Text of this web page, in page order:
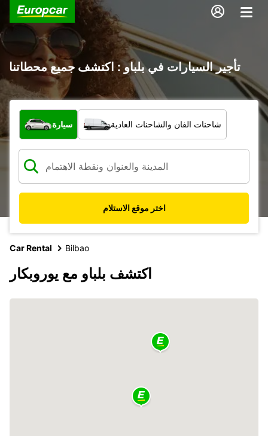
تأجير السيارات في بلباو : اكتشف جميع محطاتنا
ما نوع المركبة؟
سيارة شاحنات الفان والشاحنات العادية
اختر موقع الاستلام
Car Rental Bilbao
اكتشف بلباو مع يوروبكار